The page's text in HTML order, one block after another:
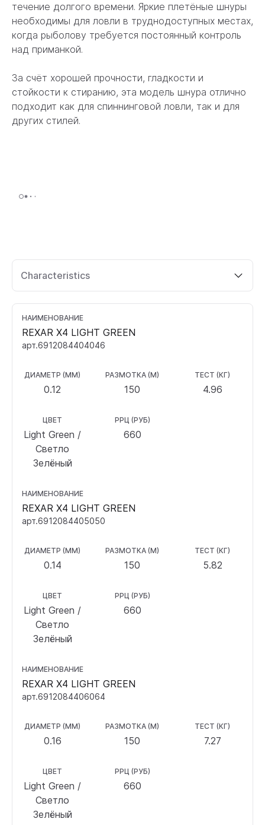
течение долгого времени. Яркие плетёные шнуры
необходимы для ловли в труднодоступных местах,
когда рыболову требуется постоянный контроль
над приманкой.
За счёт хорошей прочности, гладкости и
стойкости к стиранию, эта модель шнура отлично
подходит как для спиннинговой ловли, так и для
других стилей.
Characteristics
НАИМЕНОВАНИЕ
REXAR X4 LIGHT GREEN
арт.6912084404046
ДИАМЕТР (ММ)
0.12
РАЗМОТКА (М)
150
ТЕСТ (КГ)
4.96
ЦВЕТ
Light Green /
Светло
Зелёный
РРЦ (РУБ)
660
НАИМЕНОВАНИЕ
REXAR X4 LIGHT GREEN
арт.6912084405050
ДИАМЕТР (ММ)
0.14
РАЗМОТКА (М)
150
ТЕСТ (КГ)
5.82
ЦВЕТ
Light Green /
Светло
Зелёный
РРЦ (РУБ)
660
НАИМЕНОВАНИЕ
REXAR X4 LIGHT GREEN
арт.6912084406064
ДИАМЕТР (ММ)
0.16
РАЗМОТКА (М)
150
ТЕСТ (КГ)
7.27
ЦВЕТ
Light Green /
Светло
Зелёный
РРЦ (РУБ)
660